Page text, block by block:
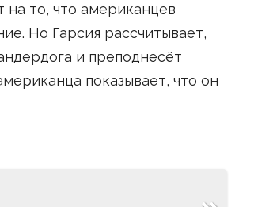
на то, что американцев
Но Гарсия рассчитывает,
и преподнесёт
показывает, что он